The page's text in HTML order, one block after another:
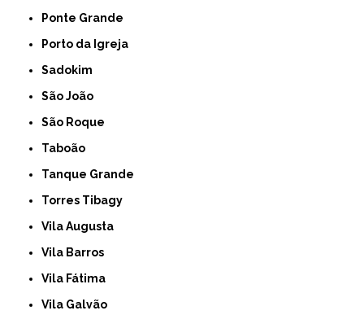
Ponte Grande
Porto da Igreja
Sadokim
São João
São Roque
Taboão
Tanque Grande
Torres Tibagy
Vila Augusta
Vila Barros
Vila Fátima
Vila Galvão